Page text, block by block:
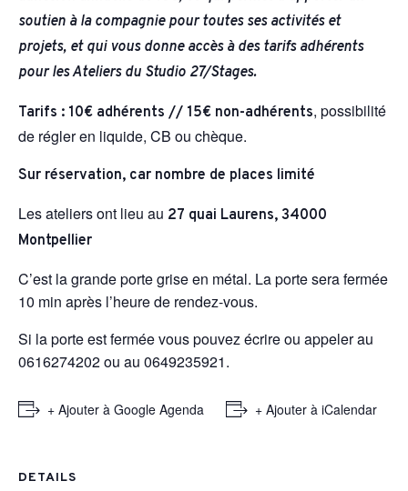
soutien à la compagnie pour toutes ses activités et
projets, et qui vous donne accès à des tarifs adhérents
pour les Ateliers du Studio 27/Stages.
Tarifs : 10€ adhérents // 15€ non-adhérents, possibilité
de régler en liquide, CB ou chèque.
Sur réservation, car nombre de places limité
Les ateliers ont lieu au 27 quai Laurens, 34000
Montpellier
C’est la grande porte grise en métal. La porte sera fermée
10 min après l’heure de rendez-vous.
Si la porte est fermée vous pouvez écrire ou appeler au
0616274202 ou au 0649235921.
+ Ajouter à Google Agenda + Ajouter à iCalendar
DETAILS